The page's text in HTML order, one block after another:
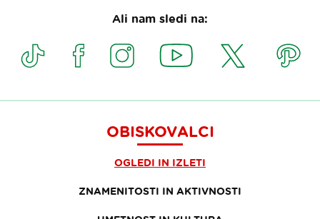
Ali nam sledi na:
OBISKOVALCI
OGLEDI IN IZLETI
ZNAMENITOSTI IN AKTIVNOSTI